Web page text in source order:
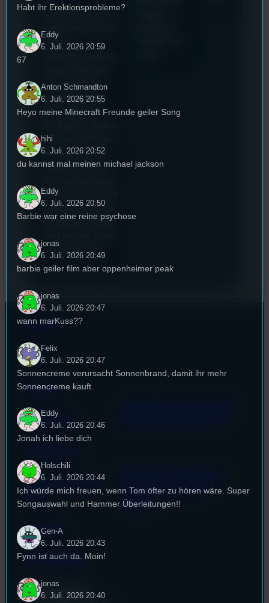
Stummfilmwoche in
älteste
wurde auch mit
dem deutschen
Stummfilmpreis
Sommer geht das
Festival in die 44.
Runde und Nicole,
hat sich für uns Zeit
genommen um die
wichtigsten Fragen
zu beantworten.
Kontakt
FAQ
Satzung
Impressum
Cookie-Richtlinie
(EU)
Empfang
EPK & Presse
Start your own radio
station!
Studentenfunk
Habt ihr Erektionsprobleme?
Eddy
6. Juli. 2026 20:59
67
Anton Schmandton
6. Juli. 2026 20:55
Heyo meine Minecraft Freunde geiler Song
hihi
6. Juli. 2026 20:52
du kannst mal meinen michael jackson
Eddy
6. Juli. 2026 20:50
Barbie war eine reine psychose
jonas
6. Juli. 2026 20:49
barbie geiler film aber oppenheimer peak
jonas
6. Juli. 2026 20:47
wann marKuss??
Felix
6. Juli. 2026 20:47
Sonnencreme verursacht Sonnenbrand, damit ihr mehr
Sonnencreme kauft.
Eddy
6. Juli. 2026 20:46
Jonah ich liebe dich
Holschili
6. Juli. 2026 20:44
Ich würde mich freuen, wenn Tom öfter zu hören wäre. Super
Songauswahl und Hammer Überleitungen!!
Gen-A
6. Juli. 2026 20:43
Fynn ist auch da. Moin!
jonas
6. Juli. 2026 20:40